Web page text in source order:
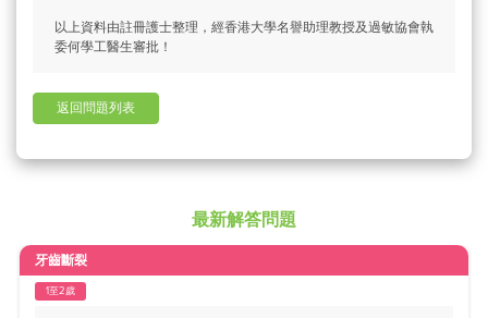
以上資料由註冊護士整理，經香港大學名譽助理教授及過敏協會執
委何學工醫生審批！
返回問題列表
最新解答問題
牙齒斷裂
1至2歲